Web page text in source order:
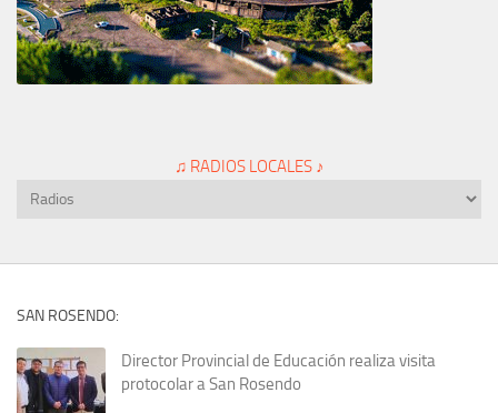
♫ RADIOS LOCALES ♪
SAN ROSENDO:
Director Provincial de Educación realiza visita
protocolar a San Rosendo